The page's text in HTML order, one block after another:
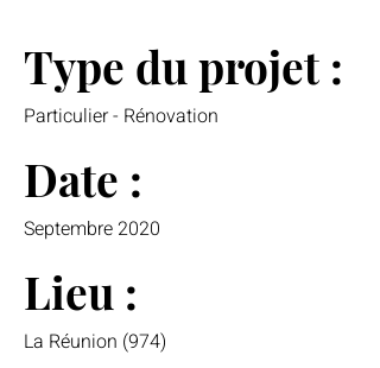
Type du projet :
Particulier - Rénovation
Date :
Septembre 2020
Lieu :
La Réunion (974)